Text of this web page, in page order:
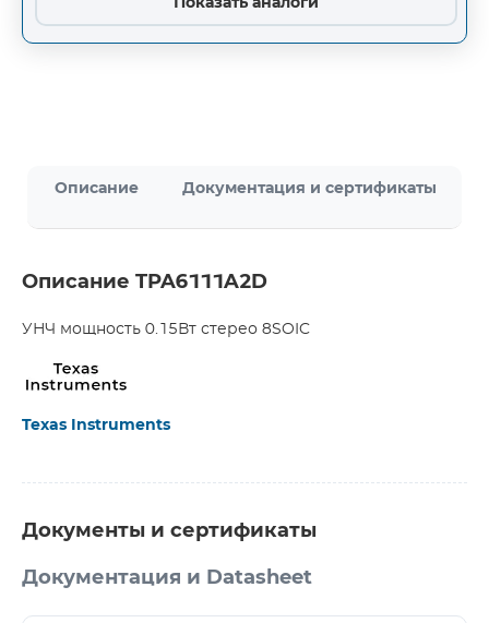
Показать аналоги
Описание Документация и сертификаты
Описание TPA6111A2D
УНЧ мощность 0.15Вт стерео 8SOIC
Texas Instruments
Документы и сертификаты
Документация и Datasheet